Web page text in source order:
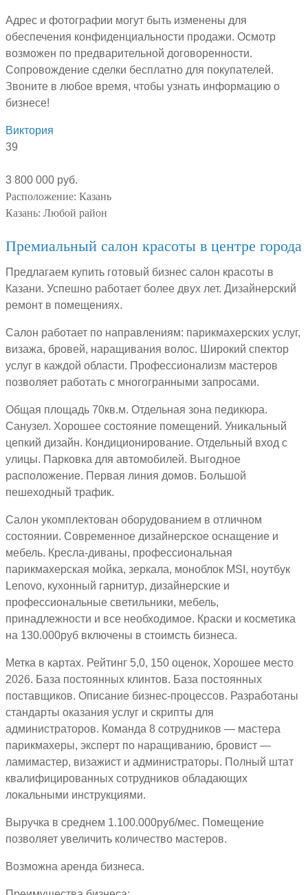
Адрес и фотографии могут быть изменены для
обеспечения конфиденциальности продажи. Осмотр
возможен по предварительной договоренности.
Сопровождение сделки бесплатно для покупателей.
Звоните в любое время, чтобы узнать информацию о
бизнесе!
Виктория
39
3 800 000 руб.
Расположение: Казань
Казань: Любой район
Премиальный салон красоты в центре города
Предлагаем купить готовый бизнес салон красоты в
Казани. Успешно работает более двух лет. Дизайнерский
ремонт в помещениях.
Салон работает по направлениям: парикмахерских услуг,
визажа, бровей, наращивания волос. Широкий спектор
услуг в каждой области. Профессионализм мастеров
позволяет работать с многогранными запросами.
Общая площадь 70кв.м. Отдельная зона педикюра.
Санузел. Хорошее состояние помещений. Уникальный
цепкий дизайн. Кондиционирование. Отдельный вход с
улицы. Парковка для автомобилей. Выгодное
расположение. Первая линия домов. Большой
пешеходный трафик.
Салон укомплектован оборудованием в отличном
состоянии. Современное дизайнерское оснащение и
мебель. Кресла-диваны, профессиональная
парикмахерская мойка, зеркала, моноблок MSI, ноутбук
Lenovo, кухонный гарнитур, дизайнерские и
профессиональные светильники, мебель,
принадлежности и все необходимое. Краски и косметика
на 130.000руб включены в стоимсть бизнеса.
Метка в картах. Рейтинг 5,0, 150 оценок, Хорошее место
2026. База постоянных клинтов. База постоянных
поставщиков. Описание бизнес-процессов. Разработаны
стандарты оказания услуг и скрипты для
администраторов. Команда 8 сотрудников — мастера
парикмахеры, эксперт по наращиванию, бровист —
ламимастер, визажист и администраторы. Полный штат
квалифицированных сотрудников обладающих
локальными инструкциями.
Выручка в среднем 1.100.000руб/мес. Помещение
позволяет увеличить количество мастеров.
Возможна аренда бизнеса.